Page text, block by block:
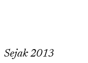
Sejak 2013